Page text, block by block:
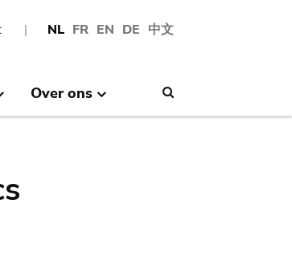
NL FR EN DE 中文
Over ons